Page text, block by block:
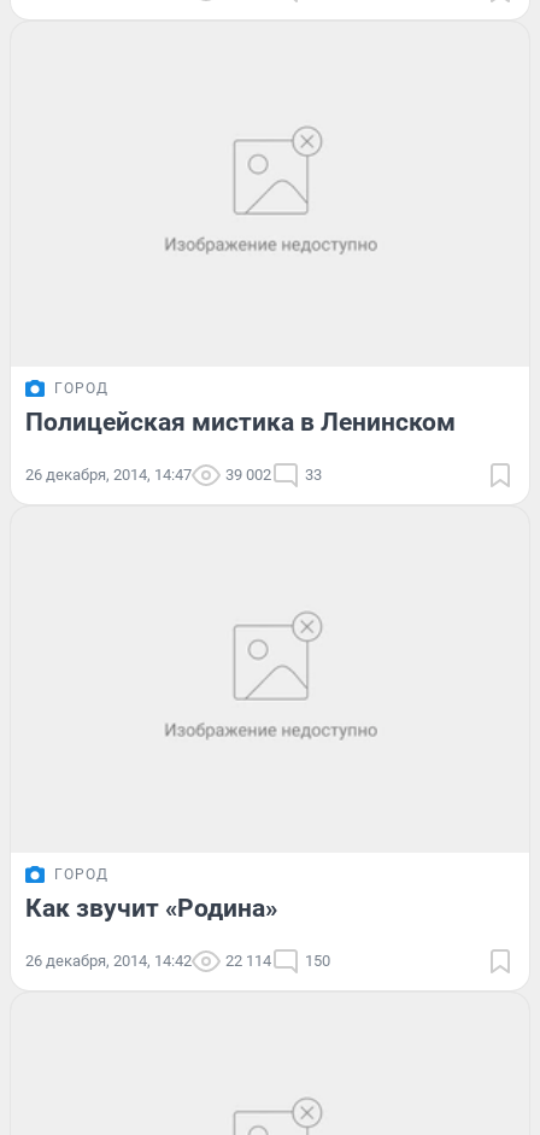
ГОРОД
Полицейская мистика в Ленинском
26 декабря, 2014, 14:47 39 002 33
ГОРОД
Как звучит «Родина»
26 декабря, 2014, 14:42 22 114 150